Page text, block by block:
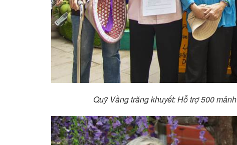
Quỹ Vầng trăng khuyết: Hỗ trợ 500